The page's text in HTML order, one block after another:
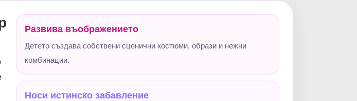
Развива въображението
Детето създава собствени сценични костюми, образи и нежни
комбинации.
Носи истинско забавление